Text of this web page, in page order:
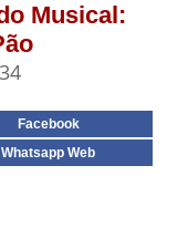
Musical:
Facebook
Whatsapp Web